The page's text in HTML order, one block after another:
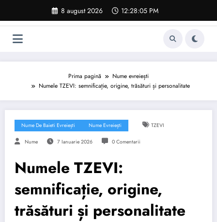
conținut
8 august 2026 12:28:05 PM
Prima pagină
Nume evreiești
Numele TZEVI: semnificație, origine, trăsături și personalitate
Nume De Baieti Evreiești Nume Evreiești TZEVI
Nume 7 Ianuarie 2026 0 Comentarii
Numele TZEVI:
semnificație, origine,
trăsături și personalitate